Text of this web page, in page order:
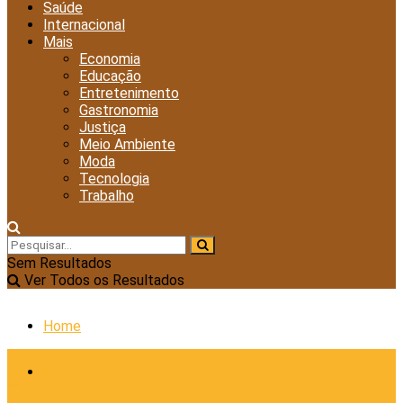
Saúde
Internacional
Mais
Economia
Educação
Entretenimento
Gastronomia
Justiça
Meio Ambiente
Moda
Tecnologia
Trabalho
Sem Resultados
Ver Todos os Resultados
Home